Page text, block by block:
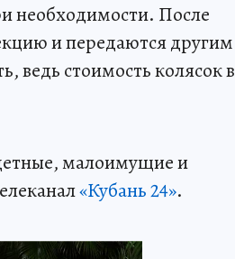
необходимости. После
и передаются другим
ведь стоимость колясок в
малоимущие и
«Кубань 24».